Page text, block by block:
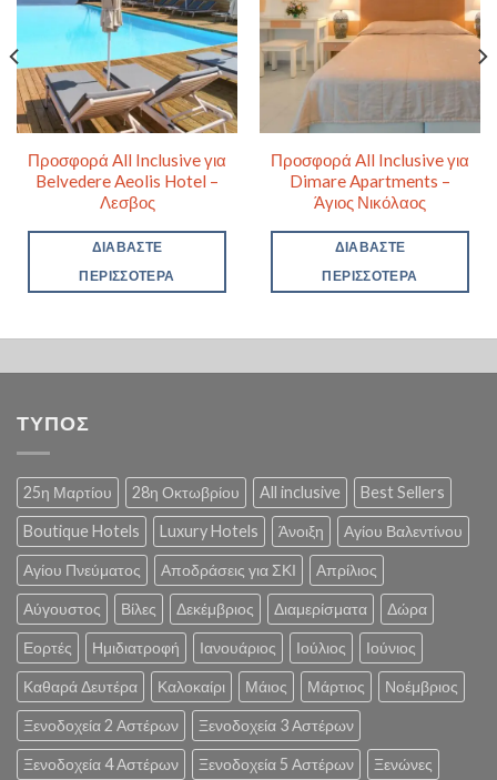
Προσφορά All Inclusive για
Belvedere Aeolis Hotel –
Λεσβος
ΔΙΑΒΆΣΤΕ
ΠΕΡΙΣΣΌΤΕΡΑ
Προσφορά All Inclusive για
Dimare Apartments –
Άγιος Νικόλαος
ΔΙΑΒΆΣΤΕ
ΠΕΡΙΣΣΌΤΕΡΑ
ΤΥΠΟΣ
25η Μαρτίου 28η Οκτωβρίου All inclusive Best Sellers
Boutique Hotels Luxury Hotels Άνοιξη Αγίου Βαλεντίνου
Αγίου Πνεύματος Αποδράσεις για ΣΚΙ Απρίλιος
Αύγουστος Βίλες Δεκέμβριος Διαμερίσματα Δώρα
Εορτές Ημιδιατροφή Ιανουάριος Ιούλιος Ιούνιος
Καθαρά Δευτέρα Καλοκαίρι Μάιος Μάρτιος Νοέμβριος
Ξενοδοχεία 2 Αστέρων Ξενοδοχεία 3 Αστέρων
Ξενοδοχεία 4 Αστέρων Ξενοδοχεία 5 Αστέρων Ξενώνες